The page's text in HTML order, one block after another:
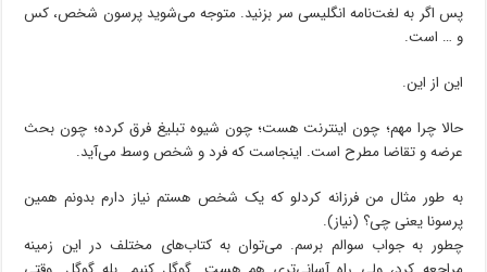
پس اگر به لغت‌نامه انگلیسی سر بزنید. متوجه می‌شوید پرسون شخص، کس
و … است.
این از این.
حالا چرا مهم؛ چون اینترنت هست؛ چون شیوه تبلیغ فرق کرده؛ چون بحث
عرضه و تقاضا مطرح است. اینجاست که فرد و شخص وسط می‌آید.
به طور مثال من فرزانه کردلو که یک شخص هستم نیاز دارم بدونم همین
پرسونا یعنی چی؟ (نیاز).
چطور به جواب سوالم برسم. می‌توان به کتاب‌های مختلف در این زمینه